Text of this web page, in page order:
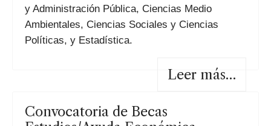
y Administración Pública, Ciencias Medio
Ambientales, Ciencias Sociales y Ciencias
Políticas, y Estadística.
Leer más…
Convocatoria de Becas